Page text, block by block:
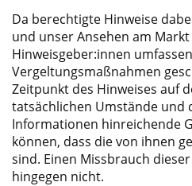
Da berechtigte Hinweise
und unser Ansehen am
Hinweisgeber:innen
Vergeltungsmaßnahmen
Zeitpunkt des Hinweises auf
tatsächlichen Umstände und
Informationen hinreichende
können, dass die von ihnen
sind. Einen Missbrauch
hingegen nicht.